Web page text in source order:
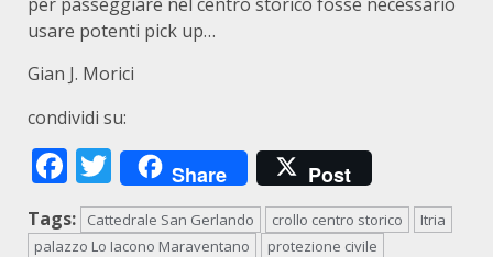
usare potenti pick up…
Gian J. Morici
condividi su:
Facebook
Twitter
Share Post
Tags: Cattedrale San Gerlando crollo centro storico
Itria
palazzo Lo Iacono Maraventano
protezione civile